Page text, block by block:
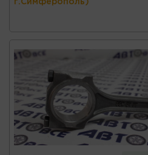
г.Симферополь)